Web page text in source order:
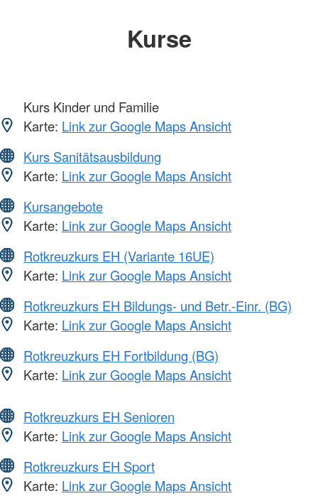
Kurse
Kurs Kinder und Familie
Karte: Link zur Google Maps Ansicht
Kurs Sanitätsausbildung
Karte: Link zur Google Maps Ansicht
Kursangebote
Karte: Link zur Google Maps Ansicht
Rotkreuzkurs EH (Variante 16UE)
Karte: Link zur Google Maps Ansicht
Rotkreuzkurs EH Bildungs- und Betr.-Einr. (BG)
Karte: Link zur Google Maps Ansicht
Rotkreuzkurs EH Fortbildung (BG)
Karte: Link zur Google Maps Ansicht
Rotkreuzkurs EH Senioren
Karte: Link zur Google Maps Ansicht
Rotkreuzkurs EH Sport
Karte: Link zur Google Maps Ansicht